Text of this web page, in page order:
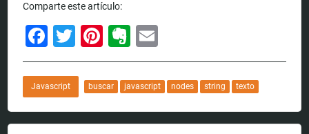
Comparte este artículo:
Facebook
Twitter
Pinterest
Evernote
Javascript buscar javascript nodes string texto